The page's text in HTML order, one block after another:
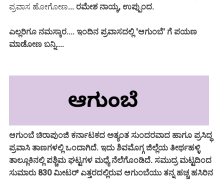
ಪ್ರವಾಸ ಹೋಗೋಣ... ರಮೇಶ ನಾಯ್ಕ, ಉಪ್ಪುಂದ.
ಎಲ್ಲರಿಗೂ ನಮಸ್ಕಾರ.... ಇಂದಿನ ಪ್ರವಾಸದಲ್ಲಿ 'ಆಗುಂಬೆ' ಗೆ ಪಯಣ
ಮಾಡೋಣ ಬನ್ನಿ....
ಆಗುಂಬೆ ಚಿರಾಪುಂಜಿ ಕರ್ನಾಟಕದ ಅತ್ಯಂತ ಸುಂದರವಾದ ಹಾಗೂ ಪ್ರಸಿದ್ಧ
ಪ್ರವಾಸಿ ತಾಣಗಳಲ್ಲಿ ಒಂದಾಗಿದೆ. ಇದು ಶಿವಮೊಗ್ಗ ಜಿಲ್ಲೆಯ ತೀರ್ಥಹಳ್ಳಿ
ತಾಲ್ಲೂಕಿನಲ್ಲಿ ಪಶ್ಚಿಮ ಘಟ್ಟಗಳ ಮಧ್ಯೆ ನೆಲೆಗೊಂಡಿದೆ. ಸಮುದ್ರ ಮಟ್ಟದಿಂದ
ಸುಮಾರು 830 ಮೀಟರ್ ಎತ್ತರದಲ್ಲಿರುವ ಆಗುಂಬೆಯು ತನ್ನ ಹಚ್ಚ ಹಸಿರಿನ